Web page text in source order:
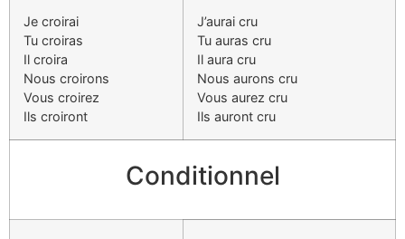
Je croirai
Tu croiras
Il croira
Nous croirons
Vous croirez
Ils croiront
J’aurai cru
Tu auras cru
Il aura cru
Nous aurons cru
Vous aurez cru
Ils auront cru
Conditionnel